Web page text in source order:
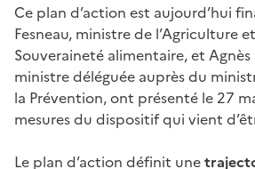
Ce plan d’action est aujourd’hui
Fesneau, ministre de l’Agriculture
Souveraineté alimentaire, et Agnès
ministre déléguée auprès du
la Prévention, ont présenté le 27
mesures du dispositif qui vient
Le plan d’action définit une